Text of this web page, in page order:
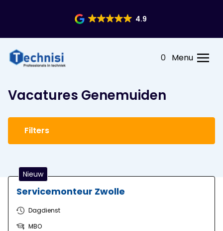
4.9
0 Menu
Vacatures Genemuiden
Filters
Nieuw
Servicemonteur Zwolle
Dagdienst
MBO